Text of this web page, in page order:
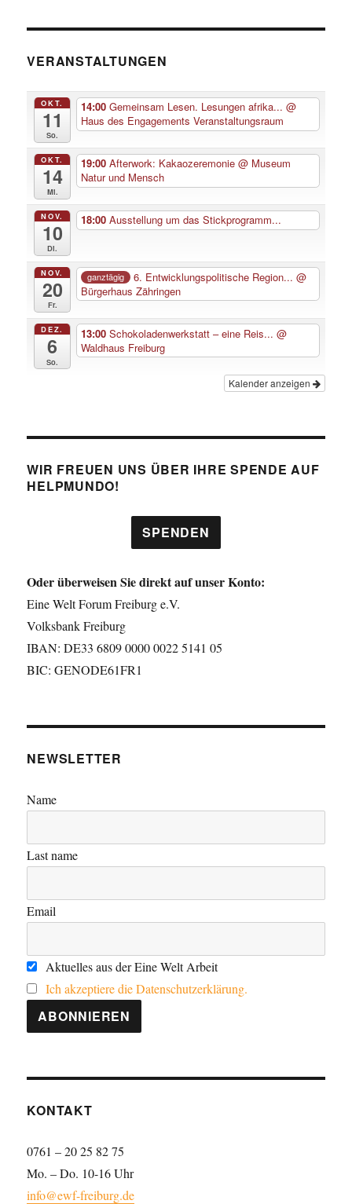
VERANSTALTUNGEN
OKT.
11
So.
14:00Gemeinsam Lesen. Lesungen afrika...@
Haus des Engagements Veranstaltungsraum
OKT.
14
Mi.
19:00Afterwork: Kakaozeremonie@ Museum
Natur und Mensch
NOV.
10
Di.
18:00Ausstellung um das Stickprogramm...
NOV.
20
Fr.
ganztägig 6. Entwicklungspolitische Region... @
Bürgerhaus Zähringen
DEZ.
6
So.
13:00Schokoladenwerkstatt – eine Reis...@
Waldhaus Freiburg
Kalender anzeigen
WIR FREUEN UNS ÜBER IHRE SPENDE AUF
HELPMUNDO!
SPENDEN
Oder überweisen Sie direkt auf unser Konto:
Eine Welt Forum Freiburg e.V.
Volksbank Freiburg
IBAN: DE33 6809 0000 0022 5141 05
BIC: GENODE61FR1
NEWSLETTER
Name
Last name
Email
Aktuelles aus der Eine Welt Arbeit
Ich akzeptiere die Datenschutzerklärung.
KONTAKT
0761 – 20 25 82 75
Mo. – Do. 10-16 Uhr
info@ewf-freiburg.de